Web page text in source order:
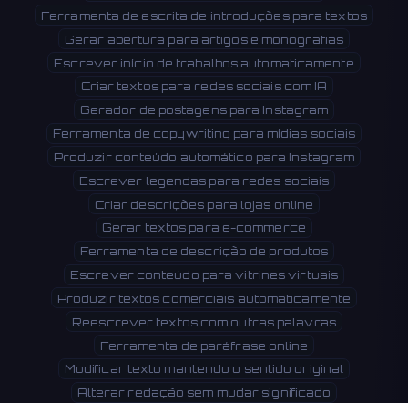
Ferramenta de escrita de introduções para textos
Gerar abertura para artigos e monografias
Escrever início de trabalhos automaticamente
Criar textos para redes sociais com IA
Gerador de postagens para Instagram
Ferramenta de copywriting para mídias sociais
Produzir conteúdo automático para Instagram
Escrever legendas para redes sociais
Criar descrições para lojas online
Gerar textos para e-commerce
Ferramenta de descrição de produtos
Escrever conteúdo para vitrines virtuais
Produzir textos comerciais automaticamente
Reescrever textos com outras palavras
Ferramenta de paráfrase online
Modificar texto mantendo o sentido original
Alterar redação sem mudar significado